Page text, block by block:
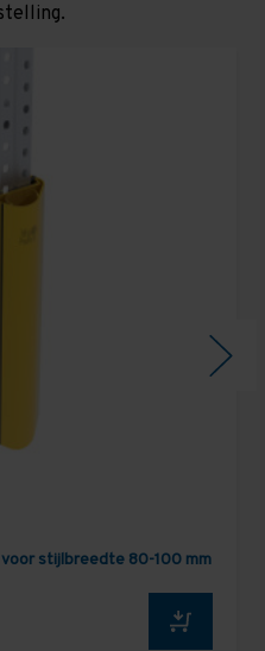
stijlbreedte 80-100 mm